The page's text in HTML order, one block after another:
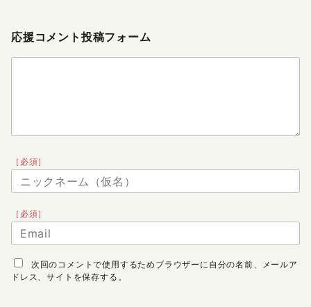
応援コメント投稿フォーム
［必須］
［必須］
次回のコメントで使用するためブラウザーに自分の名前、メールア
ドレス、サイトを保存する。